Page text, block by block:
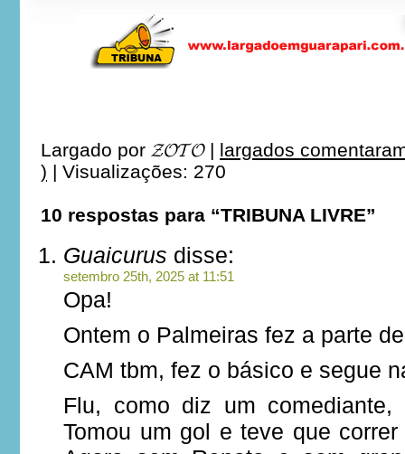
Largado por 𝓩𝓞𝓣𝓞| largados
) | Visualizações: 270
10 respostas para “TRIBUNA LIVRE”
Guaicurus disse:
setembro 25th, 2025 at 11:51
Opa!
Ontem o Palmeiras fez a parte
CAM tbm, fez o básico e segue
Flu, como diz um comediante,
Tomou um gol e teve que